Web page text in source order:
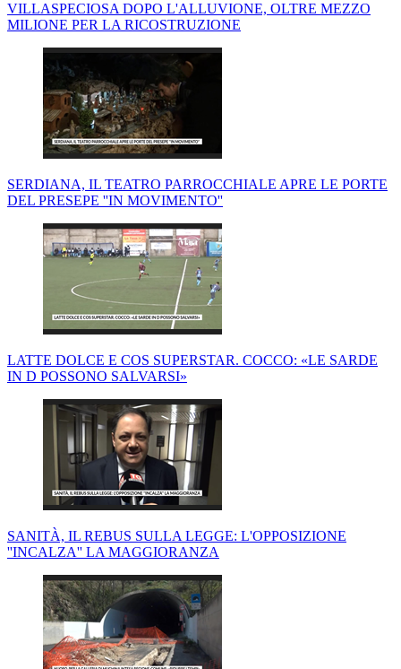
VILLASPECIOSA DOPO L'ALLUVIONE, OLTRE MEZZO
MILIONE PER LA RICOSTRUZIONE
SERDIANA, IL TEATRO PARROCCHIALE APRE LE PORTE
DEL PRESEPE ''IN MOVIMENTO''
LATTE DOLCE E COS SUPERSTAR. COCCO: «LE SARDE
IN D POSSONO SALVARSI»
SANITÀ, IL REBUS SULLA LEGGE: L'OPPOSIZIONE
''INCALZA'' LA MAGGIORANZA